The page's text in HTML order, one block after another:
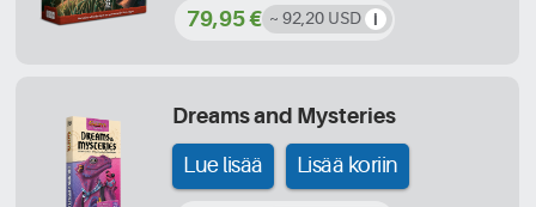
79,95 € ~ 92,20 USD
Dreams and Mysteries
Lue lisää Lisää koriin